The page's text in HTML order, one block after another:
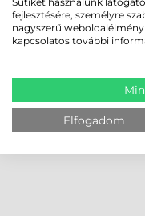
fejlesztésére, személyre
nagyszerű
kapcsolatos további
Elfogadom